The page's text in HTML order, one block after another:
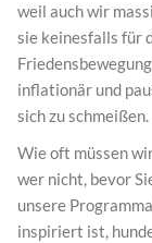
weil auch wir
sie keinesfalls für
inflationär und
sich zu schmeißen.
Wie oft müssen
wer nicht, bevor
unsere
inspiriert ist,